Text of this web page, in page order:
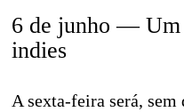
6 de junho — Um
indies
A sexta-feira será, sem